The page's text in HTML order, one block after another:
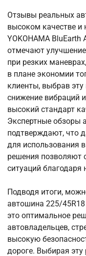
Отзывы реальных
высоком качестве
YOKOHAMA BluEarth
отмечают
при резких
в плане экономии
клиенты, выбрав
снижение вибраций
высокий стандарт
Экспертные обзоры
подтверждают, что
для использования
решения позволяют
ситуаций
Подводя итоги,
автошина 225/45R18
это оптимальное
автовладельцев,
высокую
дороге. Выбирая эту